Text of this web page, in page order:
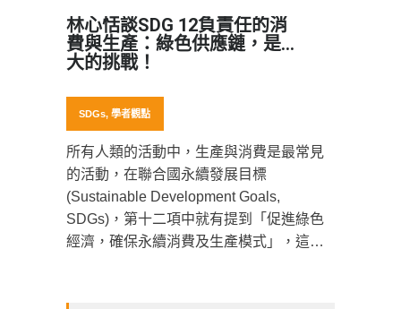
林心恬談SDG 12負責任的消
費與生產：綠色供應鏈，是最
大的挑戰！
SDGs, 學者觀點
所有人類的活動中，生產與消費是最常見
的活動，在聯合國永續發展目標
(Sustainable Development Goals,
SDGs)，第十二項中就有提到「促進綠色
經濟，確保永續消費及生產模式」，這次